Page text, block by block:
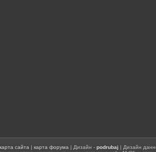
карта сайта |карта форума | Дизайн -podrubaj | Дизайн